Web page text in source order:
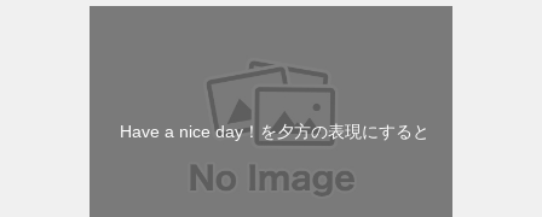
Have a nice day！を夕方の表現にすると